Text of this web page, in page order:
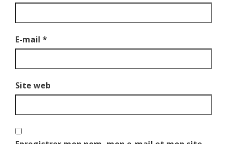
E-mail *
Site web